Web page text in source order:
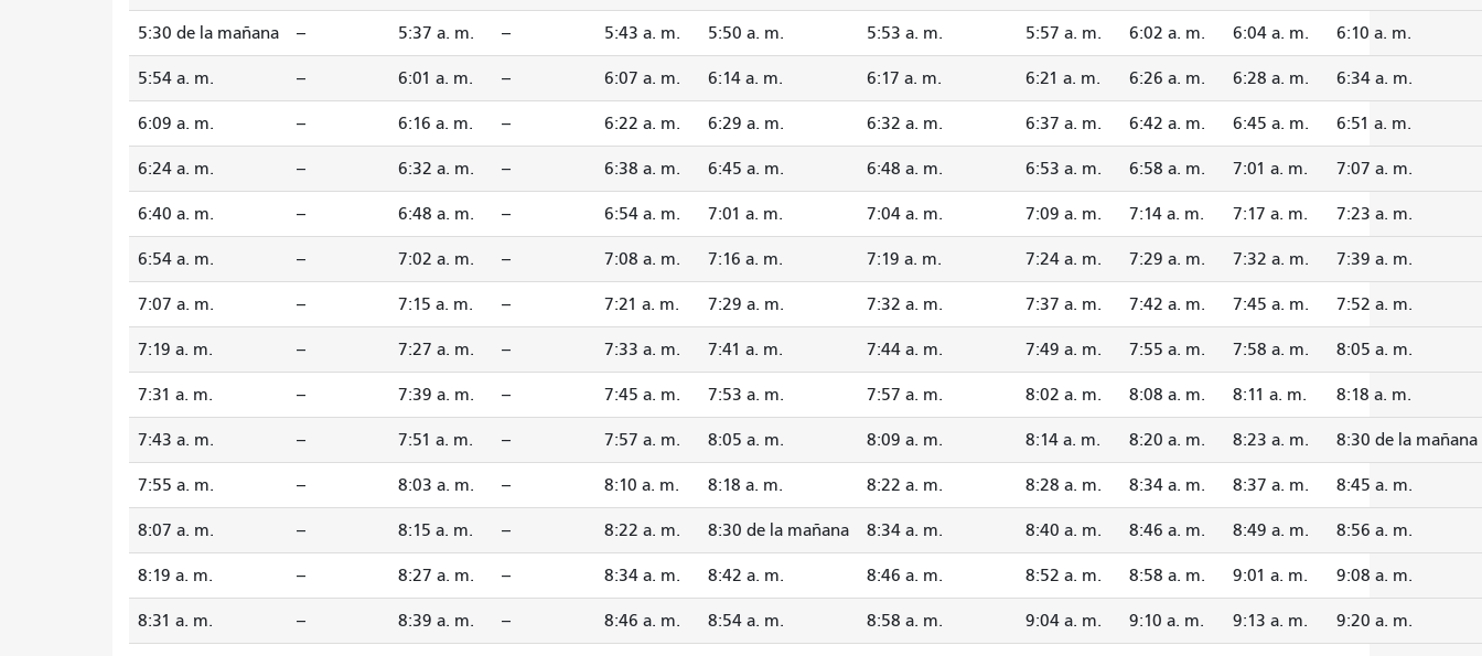
5:30 de la mañana -- 5:37 a. m. -- 5:43 a. m. 5:50 a. m. 5:53 a. m. 5:57 a. m. 6:02 a. m. 6:04 a. m. 6:10 a. m.
5:54 a. m. -- 6:01 a. m. -- 6:07 a. m. 6:14 a. m. 6:17 a. m. 6:21 a. m. 6:26 a. m. 6:28 a. m. 6:34 a. m.
6:09 a. m. -- 6:16 a. m. -- 6:22 a. m. 6:29 a. m. 6:32 a. m. 6:37 a. m. 6:42 a. m. 6:45 a. m. 6:51 a. m.
6:24 a. m. -- 6:32 a. m. -- 6:38 a. m. 6:45 a. m. 6:48 a. m. 6:53 a. m. 6:58 a. m. 7:01 a. m. 7:07 a. m.
6:40 a. m. -- 6:48 a. m. -- 6:54 a. m. 7:01 a. m. 7:04 a. m. 7:09 a. m. 7:14 a. m. 7:17 a. m. 7:23 a. m.
6:54 a. m. -- 7:02 a. m. -- 7:08 a. m. 7:16 a. m. 7:19 a. m. 7:24 a. m. 7:29 a. m. 7:32 a. m. 7:39 a. m.
7:07 a. m. -- 7:15 a. m. -- 7:21 a. m. 7:29 a. m. 7:32 a. m. 7:37 a. m. 7:42 a. m. 7:45 a. m. 7:52 a. m.
7:19 a. m. -- 7:27 a. m. -- 7:33 a. m. 7:41 a. m. 7:44 a. m. 7:49 a. m. 7:55 a. m. 7:58 a. m. 8:05 a. m.
7:31 a. m. -- 7:39 a. m. -- 7:45 a. m. 7:53 a. m. 7:57 a. m. 8:02 a. m. 8:08 a. m. 8:11 a. m. 8:18 a. m.
7:43 a. m. -- 7:51 a. m. -- 7:57 a. m. 8:05 a. m. 8:09 a. m. 8:14 a. m. 8:20 a. m. 8:23 a. m. 8:30 de la mañana
7:55 a. m. -- 8:03 a. m. -- 8:10 a. m. 8:18 a. m. 8:22 a. m. 8:28 a. m. 8:34 a. m. 8:37 a. m. 8:45 a. m.
8:07 a. m. -- 8:15 a. m. -- 8:22 a. m. 8:30 de la mañana 8:34 a. m. 8:40 a. m. 8:46 a. m. 8:49 a. m. 8:56 a. m.
8:19 a. m. -- 8:27 a. m. -- 8:34 a. m. 8:42 a. m. 8:46 a. m. 8:52 a. m. 8:58 a. m. 9:01 a. m. 9:08 a. m.
8:31 a. m. -- 8:39 a. m. -- 8:46 a. m. 8:54 a. m. 8:58 a. m. 9:04 a. m. 9:10 a. m. 9:13 a. m. 9:20 a. m.